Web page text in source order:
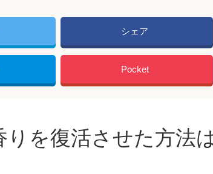
シェア
Pocket
りを復活させた方法